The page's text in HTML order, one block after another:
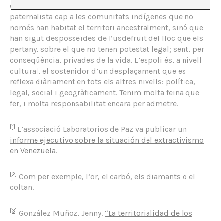
cultural occidental i el privilegi, i amb el menyspreu
paternalista cap a les comunitats indígenes que no
només han habitat el territori ancestralment, sinó que
han sigut desposseïdes de l’usdefruit del lloc que els
pertany, sobre el que no tenen potestat legal; sent, per
conseqüència, privades de la vida. L’espoli és, a nivell
cultural, el sostenidor d’un desplaçament que es
reflexa diàriament en tots els altres nivells: política,
legal, social i geogràficament. Tenim molta feina que
fer, i molta responsabilitat encara per admetre.
[1] L’associació Laboratorios de Paz va publicar un
informe ejecutivo sobre la situación del extractivismo
en Venezuela.
[2] Com per exemple, l’or, el carbó, els diamants o el
coltan.
[3] González Muñoz, Jenny. “La territorialidad de los